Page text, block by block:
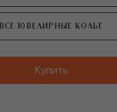
ВСЕ ЮВЕЛИРНЫЕ КОЛЬЕ
Купить